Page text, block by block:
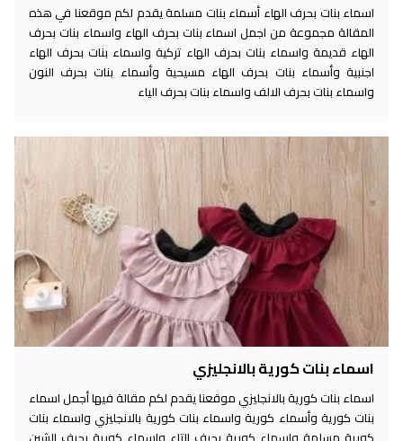
اسماء بنات بحرف الهاء أسماء بنات مسلمة يقدم لكم موقعنا في هذه
المقالة مجموعة من اجمل اسماء بنات بحرف الهاء واسماء بنات بحرف
الهاء قديمة واسماء بنات بحرف الهاء تركية واسماء بنات بحرف الهاء
اجنبية وأسماء بنات بحرف الهاء مسيحية وأسماء بنات بحرف النون
واسماء بنات بحرف الالف واسماء بنات بحرف الياء
اسماء بنات كورية بالانجليزي
اسماء بنات كورية بالانجليزي موقعنا يقدم لكم مقالة فيها أجمل اسماء
بنات كورية وأسماء كورية واسماء بنات كورية بالانجليزي واسماء بنات